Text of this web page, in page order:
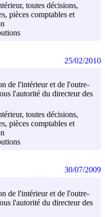
toutes décisions,
pièces comptables et
de l'intérieur et de l'outre-
l'autorité du directeur des
toutes décisions,
pièces comptables et
25/02/2010
de l'intérieur et de l'outre-
l'autorité du directeur des
30/07/2009